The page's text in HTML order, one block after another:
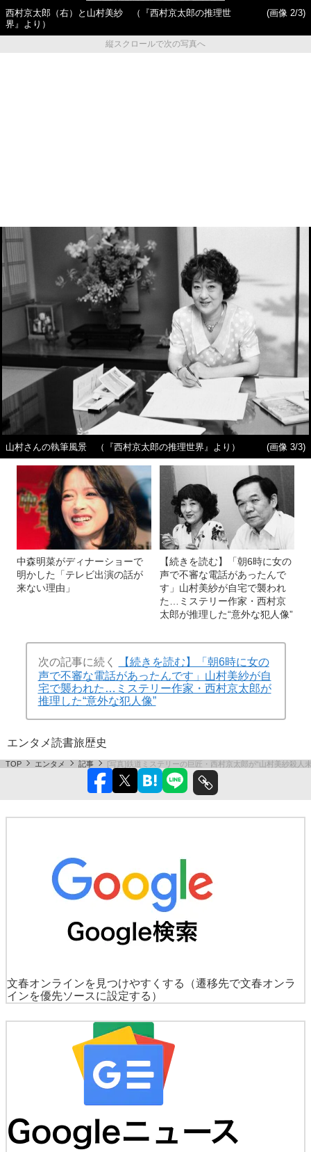
西村京太郎（右）と山村美紗 （『西村京太郎の推理世
界』より）
(画像 2/3)
縦スクロールで次の写真へ
山村さんの執筆風景 （『西村京太郎の推理世界』より） (画像 3/3)
中森明菜がディナーショーで
明かした「テレビ出演の話が
来ない理由」
【続きを読む】「朝6時に女の
声で不審な電話があったんで
す」山村美紗が自宅で襲われ
た…ミステリー作家・西村京
太郎が推理した“意外な犯人像”
次の記事に続く
【続きを読む】「朝6時に女の
声で不審な電話があったんです」山村美紗が自
宅で襲われた…ミステリー作家・西村京太郎が
推理した“意外な犯人像”
エンタメ読書旅歴史
TOP エンタメ 記事 [写真]鉄道ミステリーの巨匠・西村京太郎が“山村美紗殺
文春オンラインを見つけやすくする
（遷移先で文春オンラ
インを優先ソースに設定する）